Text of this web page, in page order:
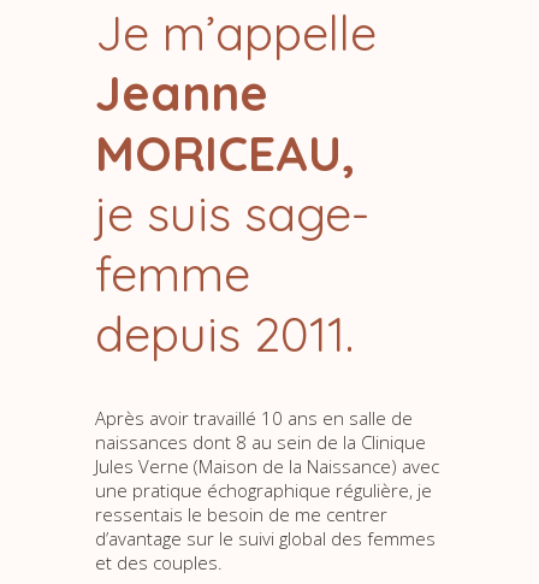
Je m’appelle
Jeanne
MORICEAU,
je suis sage-
femme
depuis 2011.
Après avoir travaillé 10 ans en salle de
naissances dont 8 au sein de la Clinique
Jules Verne (Maison de la Naissance) avec
une pratique échographique régulière, je
ressentais le besoin de me centrer
d’avantage sur le suivi global des femmes
et des couples.